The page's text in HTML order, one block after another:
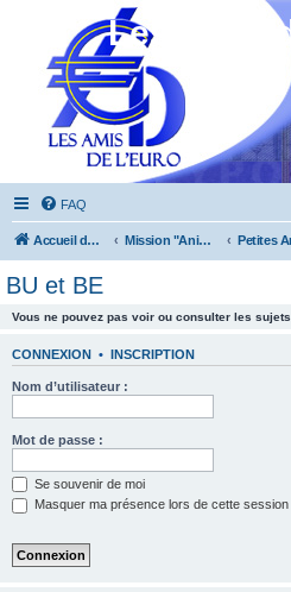
Les Amis
FAQ
Accueil du forum Mission "Animation"
BU et BE
Vous ne pouvez pas voir ou consulter les sujets
CONNEXION • INSCRIPTION
Nom d’utilisateur :
Mot de passe :
Se souvenir de moi
Masquer ma présence lors de cette session